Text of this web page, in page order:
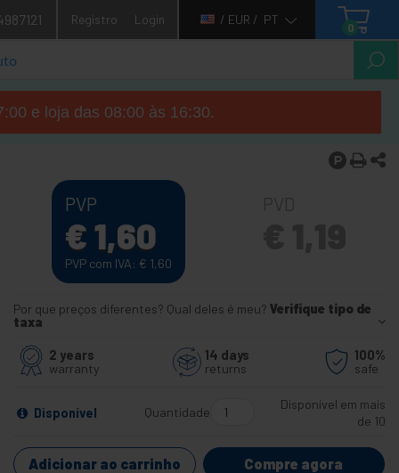
Registro Login / EUR / PT
0
e loja das 08:00 às 16:30.
PVP
€1,60
PVP com IVA: € 1,60
Por que preços diferentes? Qual deles é meu? Verifique tipo de
taxa
2 years
warranty
14 days
returns
100%
safe
Disponível Quantidade
Disponível em mais
de 10
Adicionar ao carrinho Compre agora